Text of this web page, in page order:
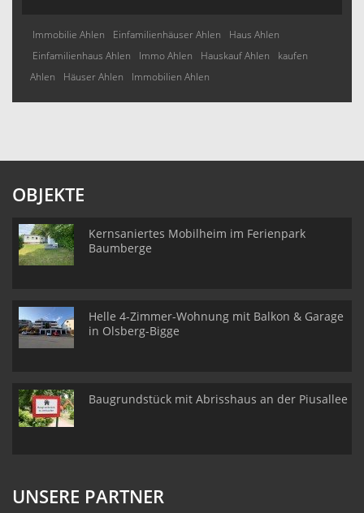
Immobilie Ahlen Einfamilienhäuser Ahlen
Haus Ahlen
Einfamilienhaus Ahlen
Immo Ahlen Hauskauf Ahlen
kaufen
Ahlen
Häuser Ahlen Immobilien Ahlen
OBJEKTE
Kernsaniertes Mobilheim im Ferienpark
Baumberge
Helle 4-Zimmer-Wohnung mit Balkon & Garage
in Olsberg-Bigge
Baugrundstück mit Abrisshaus an der Piusallee
UNSERE PARTNER